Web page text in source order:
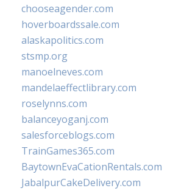
chooseagender.com
hoverboardssale.com
alaskapolitics.com
stsmp.org
manoelneves.com
mandelaeffectlibrary.com
roselynns.com
balanceyoganj.com
salesforceblogs.com
TrainGames365.com
BaytownEvaCationRentals.com
JabalpurCakeDelivery.com